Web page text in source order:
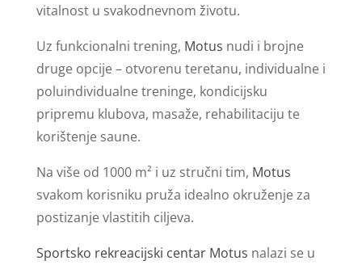
vitalnost u svakodnevnom životu.
Uz funkcionalni trening, Motus nudi i brojne
druge opcije – otvorenu teretanu, individualne i
poluindividualne treninge, kondicijsku
pripremu klubova, masaže, rehabilitaciju te
korištenje saune.
Na više od 1000 m² i uz stručni tim, Motus
svakom korisniku pruža idealno okruženje za
postizanje vlastitih ciljeva.
Sportsko rekreacijski centar Motus nalazi se u